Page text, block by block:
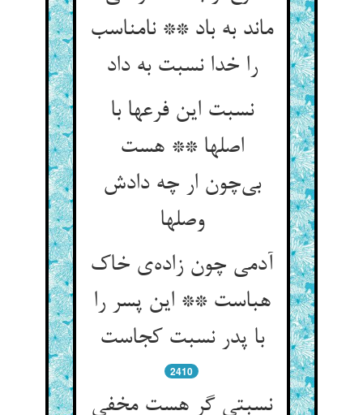
ماند به باد ** نامناسب
را خدا نسبت به داد
نسبت این فرعها با
اصلها ** هست
بی‌چون ار چه دادش
وصلها
آدمی چون زاده‌ی خاک
هباست ** این پسر را
با پدر نسبت کجاست
2410
نسبتی گر هست مخفی